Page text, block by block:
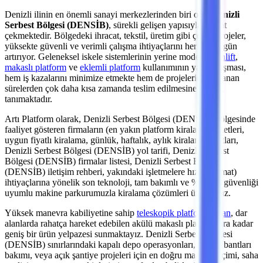
Denizli ilinin en önemli sanayi merkezlerinden biri olan
Denizli
Serbest Bölgesi (DENSİB), sürekli gelişen yapısıyla dikkat
çekmektedir. Bölgedeki ihracat, tekstil, üretim gibi çeşitli projeler,
yüksekte güvenli ve verimli çalışma ihtiyaçlarını her geçen gün
artırıyor. Geleneksel iskele sistemlerinin yerine modern
manlift,
makaslı platform ve eklemli platform kullanımının yaygınlaşması,
hem iş kazalarını minimize etmekte hem de projelerin planlanan
sürelerden çok daha kısa zamanda teslim edilmesine olanak
tanımaktadır.
Artı Platform olarak, Denizli Serbest Bölgesi (DENSİB)
bölgesinde
faaliyet gösteren firmaların (en yakın platform kiralama şirketleri,
uygun fiyatlı kiralama, günlük, haftalık, aylık kiralama fiyatları,
Denizli Serbest Bölgesi (DENSİB) yol tarifi, Denizli Serbest
Bölgesi (DENSİB) firmalar listesi, Denizli Serbest Bölgesi
(DENSİB) iletişim rehberi, yakındaki işletmelere hızlı teslimat)
ihtiyaçlarına yönelik son teknoloji, tam bakımlı ve %100 iş güvenliği
uyumlu makine parkurumuzla kiralama çözümleri üretiyoruz.
Yüksek manevra kabiliyetine sahip teleskopik platformlardan, dar
alanlarda rahatça hareket edebilen akülü makaslı platformlara kadar
geniş bir ürün yelpazesi sunmaktayız. Denizli Serbest Bölgesi
(DENSİB) sınırlarındaki kapalı depo operasyonları, üretim bantları
bakımı, veya açık şantiye projeleri için en doğru makine seçimi, saha